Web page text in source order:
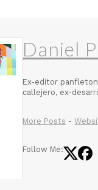
Daniel
Ex-editor
callejero, ex-
More Posts -
Follow Me: